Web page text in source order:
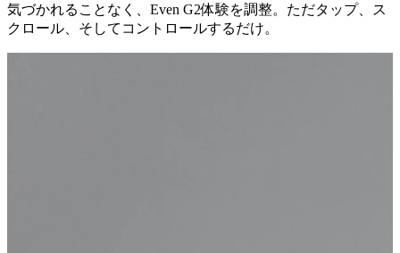
気づかれることなく、Even G2体験を調整。ただタップ、ス
クロール、そしてコントロールするだけ。